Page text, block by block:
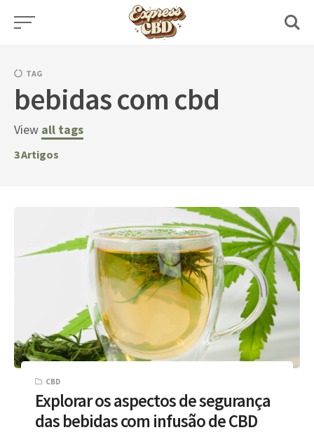
Skip
TAG
bebidas com cbd
View all tags
3Artigos
CBD
Explorar os aspectos de segurança
das bebidas com infusão de CBD